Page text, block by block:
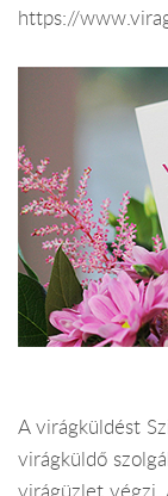
https://
A virágküldést
virágküldő